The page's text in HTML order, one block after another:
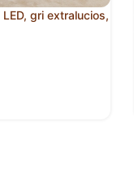
gri extralucios,